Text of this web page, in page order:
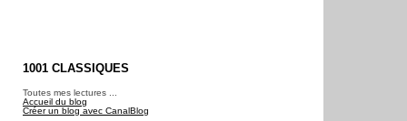
1001 CLASSIQUES
Toutes mes lectures ...
Accueil du blog
Créer un blog avec CanalBlog